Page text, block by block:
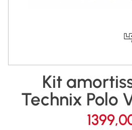
Kit
Technix Polo